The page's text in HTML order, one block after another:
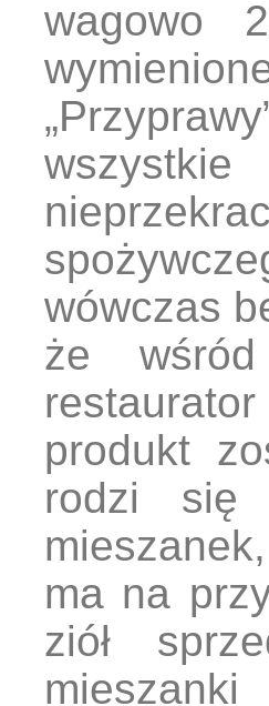
wagowo
wówczas
że
produkt
rodzi się
ma na
ziół